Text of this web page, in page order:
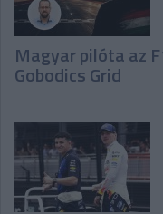
Magyar pilóta az
Gobodics Grid